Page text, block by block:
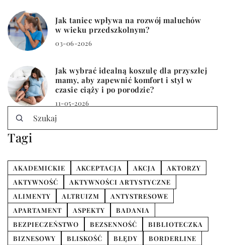
Jak taniec wpływa na rozwój maluchów
w wieku przedszkolnym?
03-06-2026
Jak wybrać idealną koszulę dla przyszłej
mamy, aby zapewnić komfort i styl w
czasie ciąży i po porodzie?
11-05-2026
Tagi
AKADEMICKIE AKCEPTACJA AKCJA
AKTORZY
AKTYWNOŚĆ
AKTYWNOŚCI ARTYSTYCZNE
ALIMENTY
ALTRUIZM
ANTYSTRESOWE
APARTAMENT
ASPEKTY
BADANIA
BEZPIECZEŃSTWO
BEZSENNOŚĆ
BIBLIOTECZKA
BIZNESOWY
BLISKOŚĆ BŁĘDY
BORDERLINE